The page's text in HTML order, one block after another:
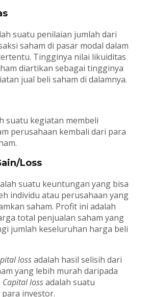
suatu penilaian jumlah dari
saham di pasar modal dalam
Tingginya nilai likuiditas
diartikan sebagai tingginya
jual beli saham di dalamnya.
suatu kegiatan membeli
perusahaan kembali dari para
Loss
suatu keuntungan yang bisa
individu atau perusahaan yang
saham. Profit ini adalah
total penjualan saham yang
jumlah keseluruhan harga beli
lossadalah hasil selisih dari
yang lebih murah daripada
Capital lossadalah suatu
investor.